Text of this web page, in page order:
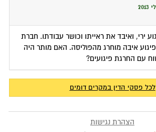
ירי, ואיבד את ראייתו וכושר עבודתו. חברת
איבה מוחרג מהפוליסה. האם מותר היה
עם החרגת פיגועים?
לכל פסקי הדין במקרים דומים
הצהרת נגישות